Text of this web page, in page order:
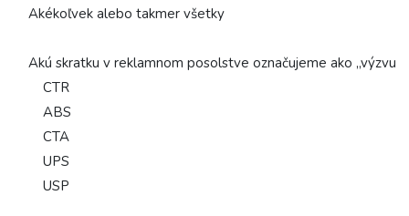
    Akékoľvek alebo takmer všetky
Akú skratku v reklamnom posolstve označujeme ako „výzvu
        CTR
        ABS
        CTA
        UPS
        USP